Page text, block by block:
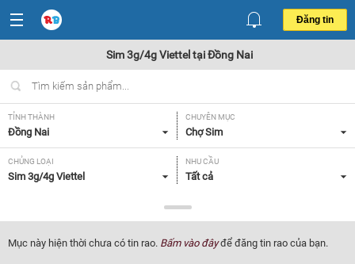
Đăng tin
Sim 3g/4g Viettel tại Đồng Nai
TỈNH THÀNH
Đồng Nai
CHUYÊN MỤC
Chợ Sim
CHỦNG LOẠI
Sim 3g/4g Viettel
NHU CẦU
Tất cả
Tất cả
Mục này hiện thời chưa có tin rao. Bấm vào đâyđể đăng tin rao của bạn.